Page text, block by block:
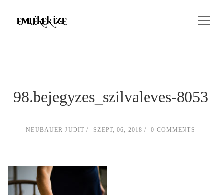
98.bejegyzes_szilvaleves-8053
NEUBAUER JUDIT SZEPT, 06, 2018 0 COMMENTS